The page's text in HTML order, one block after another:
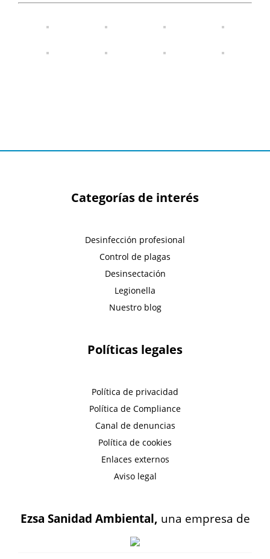
Categorías de interés
Desinfección profesional
Control de plagas
Desinsectación
Legionella
Nuestro blog
Políticas legales
Política de privacidad
Política de Compliance
Canal de denuncias
Política de cookies
Enlaces externos
Aviso legal
Ezsa Sanidad Ambiental, una empresa de